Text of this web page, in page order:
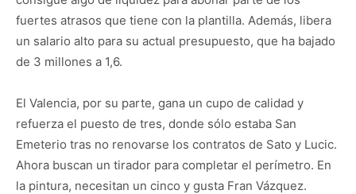
fuertes atrasos que tiene con la plantilla. Además, libera
un salario alto para su actual presupuesto, que ha bajado
de 3 millones a 1,6.
El Valencia, por su parte, gana un cupo de calidad y
refuerza el puesto de tres, donde sólo estaba San
Emeterio tras no renovarse los contratos de Sato y Lucic.
Ahora buscan un tirador para completar el perímetro. En
la pintura, necesitan un cinco y gusta Fran Vázquez.